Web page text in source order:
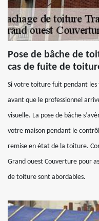
Pose de bâche de
cas de fuite de
Si votre toiture fuit pendant
avant que le professionnel
visuelle. La pose de bâche
votre maison pendant le
remise en état de la toiture.
Grand ouest Couverture pour
de toiture sont abordables.